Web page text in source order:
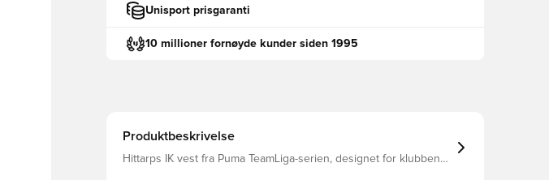
Unisport prisgaranti
10 millioner fornøyde kunder siden 1995
Produktbeskrivelse
Hittarps IK vest fra Puma TeamLiga-serien, designet for klubbens